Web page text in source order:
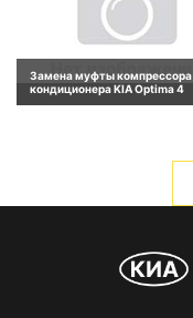
Замена муфты компрессора
кондиционера KIA Optima 4